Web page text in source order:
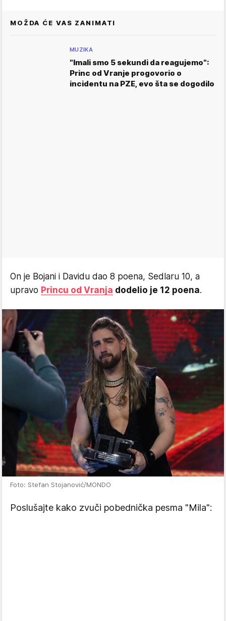
MOŽDA ĆE VAS ZANIMATI
MUZIKA
"Imali smo 5 sekundi da reagujemo":
Princ od Vranje progovorio o
incidentu na PZE, evo šta se dogodilo
On je Bojani i Davidu dao 8 poena, Sedlaru 10, a
upravo Princu od Vranja dodelio je 12 poena.
Foto: Stefan Stojanović/MONDO
Poslušajte kako zvuči pobednička pesma "Mila":